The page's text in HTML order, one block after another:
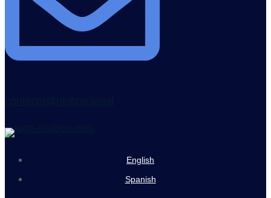
English
Spanish